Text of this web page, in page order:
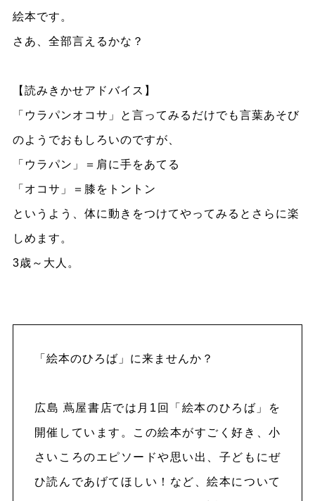
絵本です。
さあ、全部言えるかな？
【読みきかせアドバイス】
「ウラパンオコサ」と言ってみるだけでも言葉あそび
のようでおもしろいのですが、
「ウラパン」＝肩に手をあてる
「オコサ」＝膝をトントン
というよう、体に動きをつけてやってみるとさらに楽
しめます。
3歳～大人。
「絵本のひろば」に来ませんか？
広島 蔦屋書店では月1回「絵本のひろば」を
開催しています。この絵本がすごく好き、小
さいころのエピソードや思い出、子どもにぜ
ひ読んであげてほしい！など、絵本について